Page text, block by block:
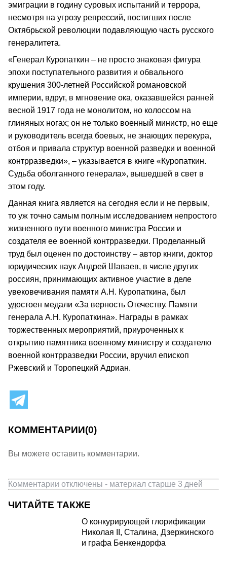
эмиграции в годину суровых испытаний и террора,
несмотря на угрозу репрессий, постигших после
Октябрьской революции подавляющую часть русского
генералитета.
«Генерал Куропаткин – не просто знаковая фигура
эпохи поступательного развития и обвального
крушения 300-летней Российской романовской
империи, вдруг, в мгновение ока, оказавшейся ранней
весной 1917 года не монолитом, но колоссом на
глиняных ногах; он не только военный министр, но еще
и руководитель всегда боевых, не знающих перекура,
отбоя и привала структур военной разведки и военной
контрразведки», – указывается в книге «Куропаткин.
Судьба оболганного генерала», вышедшей в свет в
этом году.
Данная книга является на сегодня если и не первым,
то уж точно самым полным исследованием непростого
жизненного пути военного министра России и
создателя ее военной контрразведки. Проделанный
труд был оценен по достоинству – автор книги, доктор
юридических наук Андрей Шаваев, в числе других
россиян, принимающих активное участие в деле
увековечивания памяти А.Н. Куропаткина, был
удостоен медали «За верность Отечеству. Памяти
генерала А.Н. Куропаткина». Награды в рамках
торжественных мероприятий, приуроченных к
открытию памятника военному министру и создателю
военной контрразведки России, вручил епископ
Ржевский и Торопецкий Адриан.
КОММЕНТАРИИ(0)
Вы можете оставить комментарии.
Комментарии отключены - материал старше 3 дней
ЧИТАЙТЕ ТАКЖЕ
О конкурирующей глорификации
Николая II, Сталина, Дзержинского
и графа Бенкендорфа